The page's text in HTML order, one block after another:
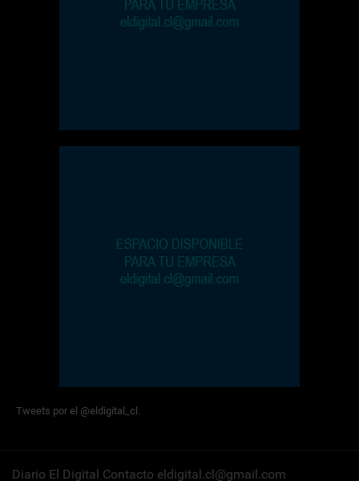
Tweets por el @eldigital_cl.
Diario El Digital Contacto eldigital.cl@gmail.com